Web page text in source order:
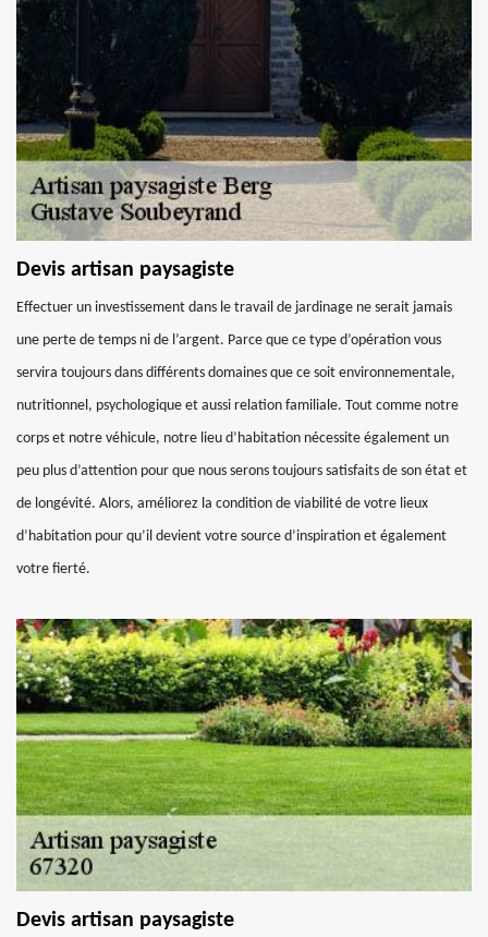
Devis artisan paysagiste
Effectuer un investissement dans le travail de jardinage ne serait jamais
une perte de temps ni de l’argent. Parce que ce type d’opération vous
servira toujours dans différents domaines que ce soit environnementale,
nutritionnel, psychologique et aussi relation familiale. Tout comme notre
corps et notre véhicule, notre lieu d’habitation nécessite également un
peu plus d’attention pour que nous serons toujours satisfaits de son état et
de longévité. Alors, améliorez la condition de viabilité de votre lieux
d’habitation pour qu’il devient votre source d’inspiration et également
votre fierté.
Devis artisan paysagiste